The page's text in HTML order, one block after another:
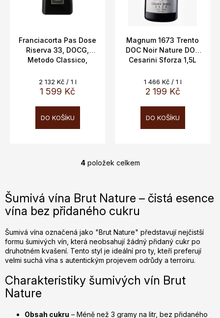
Franciacorta Pas Dose
Riserva 33, DOCG,
Metodo Classico,
0,75L
1 599 Kč
Měrná
cena:
2 132 Kč / 1 l
DO KOŠÍKU
Magnum 1673 Trento
DOC Noir Nature DOC
Cesarini Sforza 1,5L
2 199 Kč
Měrná
cena:
1 466 Kč / 1 l
DO KOŠÍKU
O
á
d
c
í
p
r
v
k
4položek celkem
Šumivá vína Brut Nature – čistá esence
vína bez přidaného cukru
Šumivá vína označená jako "Brut Nature" představují nejčistší
formu šumivých vín, která neobsahují žádný přidaný cukr po
druhotném kvašení. Tento styl je ideální pro ty, kteří preferují
velmi suchá vína s autentickým projevem odrůdy a terroiru.
Charakteristiky šumivých vín Brut
Nature
Obsah cukru – Méně než 3 gramy na litr, bez přidaného